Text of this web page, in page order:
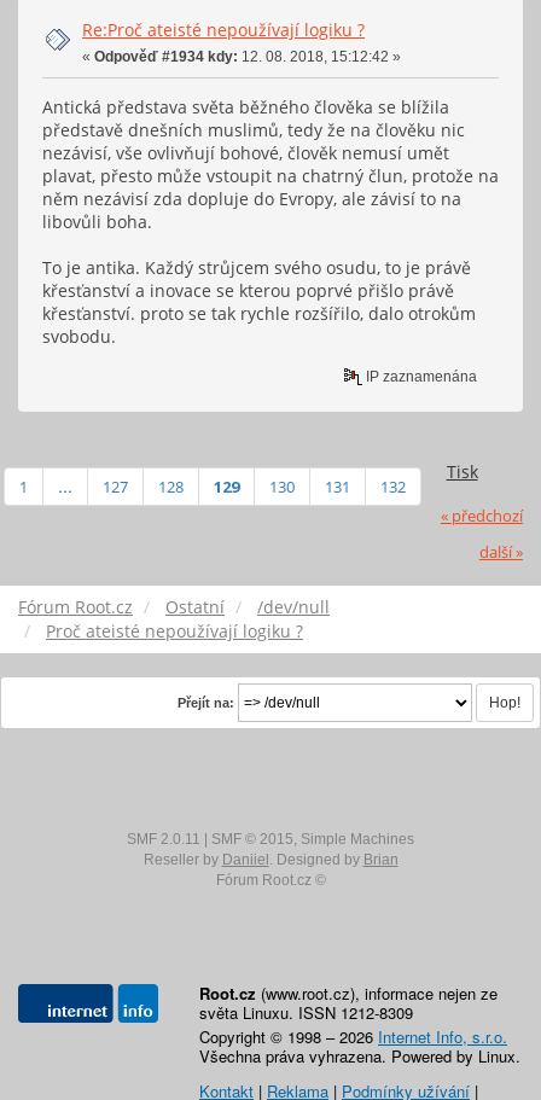
Re:Proč ateisté nepoužívají logiku ?
« Odpověď #1934 kdy: 12. 08. 2018, 15:12:42 »
Antická představa světa běžného člověka se blížila
představě dnešních muslimů, tedy že na člověku nic
nezávisí, vše ovlivňují bohové, člověk nemusí umět
plavat, přesto může vstoupit na chatrný člun, protože na
něm nezávisí zda dopluje do Evropy, ale závisí to na
libovůli boha.
To je antika. Každý strůjcem svého osudu, to je právě
křesťanství a inovace se kterou poprvé přišlo právě
křesťanství. proto se tak rychle rozšířilo, dalo otrokům
svobodu.
IP zaznamenána
Tisk
1 ... 127 128 129 130 131 132
« předchozí
další »
Fórum Root.cz Ostatní
/dev/null
Proč ateisté nepoužívají logiku ?
Přejít na:
SMF 2.0.11 | SMF © 2015 Simple Machines
Reseller by Daniiel . Designed by Brian
Fórum Root.cz ©
Root.cz (www.root.cz), informace nejen ze
světa Linuxu. ISSN 1212-8309
Copyright © 1998 – 2026 Internet Info, s.r.o.
Všechna práva vyhrazena. Powered by Linux.
Kontakt | Reklama | Podmínky užívání |